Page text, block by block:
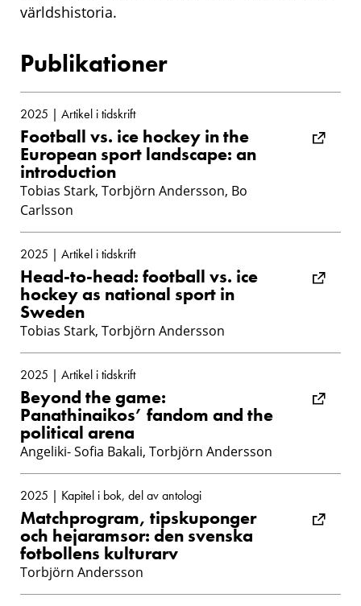
världshistoria.
Publikationer
2025 | Artikel i tidskrift
Football vs. ice hockey in the
European sport landscape: an
introduction
Tobias Stark, Torbjörn Andersson, Bo
Carlsson
2025 | Artikel i tidskrift
Head-to-head: football vs. ice
hockey as national sport in
Sweden
Tobias Stark, Torbjörn Andersson
2025 | Artikel i tidskrift
Beyond the game:
Panathinaikos’ fandom and the
political arena
Angeliki- Sofia Bakali, Torbjörn Andersson
2025 | Kapitel i bok, del av antologi
Matchprogram, tipskuponger
och hejaramsor: den svenska
fotbollens kulturarv
Torbjörn Andersson